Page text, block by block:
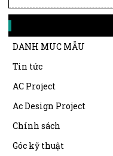
DANH MUC MẪU
Tin tức
AC Project
Ac Design Project
Chính sách
Góc kỹ thuật